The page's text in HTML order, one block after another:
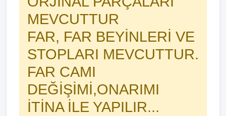
MEVCUTTUR
FAR, FAR BEYİNLERİ VE
STOPLARI MEVCUTTUR.
FAR CAMI
DEĞİŞİMİ,ONARIMI
İTİNA İLE YAPILIR...